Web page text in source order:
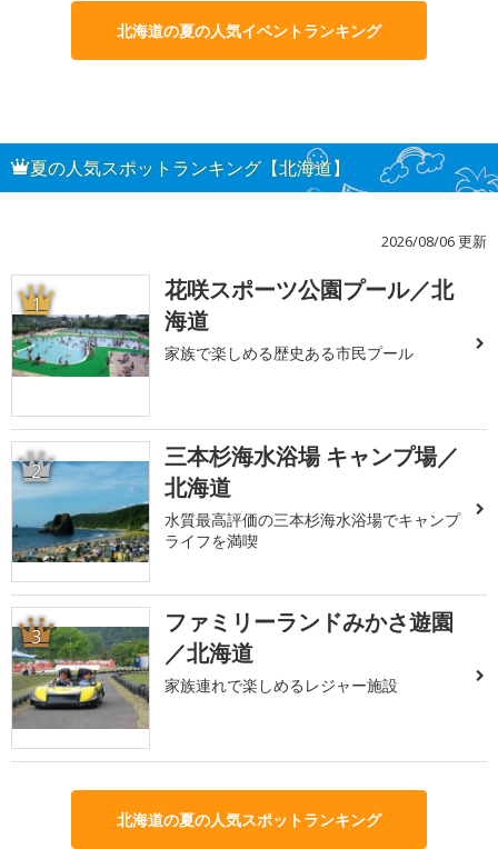
北海道の夏の人気イベントランキング
夏の人気スポットランキング【北海道】
2026/08/06 更新
1
花咲スポーツ公園プール／北
海道
家族で楽しめる歴史ある市民プール
2
三本杉海水浴場 キャンプ場／
北海道
水質最高評価の三本杉海水浴場でキャンプ
ライフを満喫
3
ファミリーランドみかさ遊園
／北海道
家族連れで楽しめるレジャー施設
北海道の夏の人気スポットランキング